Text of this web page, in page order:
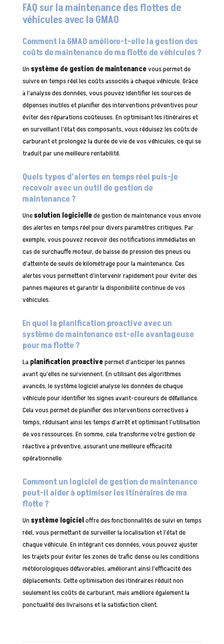
FAQ sur la maintenance des flottes de
véhicules avec la GMAO
Comment la GMAO améliore-t-elle la gestion des
coûts de maintenance de ma flotte de véhicules ?
Un système de gestion de maintenancevous permet de
suivre en temps réel les coûts associés à chaque véhicule. Grâce
à l’analyse des données, vous pouvez identifier les sources de
dépenses inutiles et planifier des interventions préventives pour
éviter des réparations coûteuses. En optimisant les itinéraires et
en surveillant l’état des composants, vous réduisez les coûts de
carburant et prolongez la durée de vie de vos véhicules, ce qui se
traduit par une meilleure rentabilité.
Quels types d’alertes en temps réel puis-je
recevoir avec un outil de gestion de
maintenance ?
Unesolution logiciellede gestion de maintenance vous envoie
des alertes en temps réel pour divers paramètres critiques. Par
exemple, vous pouvez recevoir des notifications immédiates en
cas de surchauffe moteur, de baisse de pression des pneus ou
d’atteinte de seuils de kilométrage pour la maintenance. Ces
alertes vous permettent d’intervenir rapidement pour éviter des
pannes majeures et garantir la disponibilité continue de vos
véhicules.
En quoi la planification proactive avec un
système de maintenance est-elle avantageuse
pour ma flotte ?
La planification proactivepermet d’anticiper les pannes
avant qu’elles ne surviennent. En utilisant des algorithmes
avancés, le système logiciel analyse les données de chaque
véhicule pour identifier les signes avant-coureurs de défaillance.
Cela vous permet de planifier des interventions correctives à
temps, réduisant ainsi les temps d’arrêt et optimisant l’utilisation
de vos ressources. En somme, cela transforme votre gestion de
réactive à préventive, assurant une meilleure efficacité
opérationnelle.
Comment un logiciel de gestion de maintenance
peut-il aider à optimiser les itinéraires de ma
flotte ?
Un système logicieloffre des fonctionnalités de suivi en temps
réel, vous permettant de surveiller la localisation et l’état de
chaque véhicule. En intégrant ces données, vous pouvez ajuster
les trajets pour éviter les zones de trafic dense ou les conditions
météorologiques défavorables, améliorant ainsi l’efficacité des
déplacements. Cette optimisation des itinéraires réduit non
seulement les coûts de carburant, mais améliore également la
ponctualité des livraisons et la satisfaction client.